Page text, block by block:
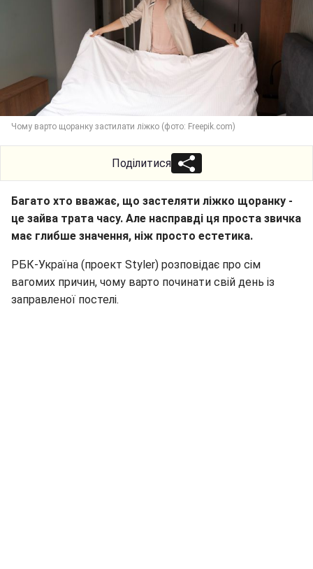
Чому варто щоранку застилати ліжко (фото: Freepik.com)
Поділитися
Багато хто вважає, що застеляти ліжко щоранку -
це зайва трата часу. Але насправді ця проста звичка
має глибше значення, ніж просто естетика.
РБК-Україна (проект Styler) розповідає про сім
вагомих причин, чому варто починати свій день із
заправленої постелі.